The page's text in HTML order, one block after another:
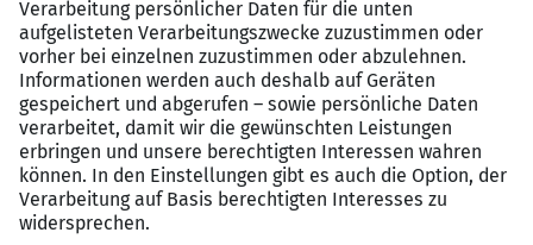
Erfahrung mit Netzwerksegmentierung und
hybriden Cloud-Umgebungen
Souveränes Auftreten in der Beratung und Freude
an der fachlichen Führung von Themen
Verhandlungssichere Deutsch- und fließende
Englischkenntnisse